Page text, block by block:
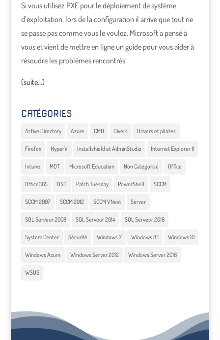
Si vous utilisez PXE pour le déploiement de système
d’exploitation, lors de la configuration il arrive que tout ne
se passe pas comme vous le voulez. Microsoft a pensé à
vous et vient de mettre en ligne un guide pour vous aider à
résoudre les problèmes rencontrés.
(suite…)
CATÉGORIES
Active Directory Azure CMD Divers Drivers et pilotes
Firefox HyperV Installshield et AdminStudio Internet Explorer 11
Intune MDT Microsoft Education Non Catégorisé Office
Office365 OSD Patch Tuesday PowerShell SCCM
SCCM 2007 SCCM 2012 SCCM VNext Server
SQL Serveur 2008 SQL Serveur 2014 SQL Serveur 2016
System Center Sécurité Windows 7 Windows 8.1 Windows 10
Windows Azure Windows Server 2012 Windows Server 2016
WSUS